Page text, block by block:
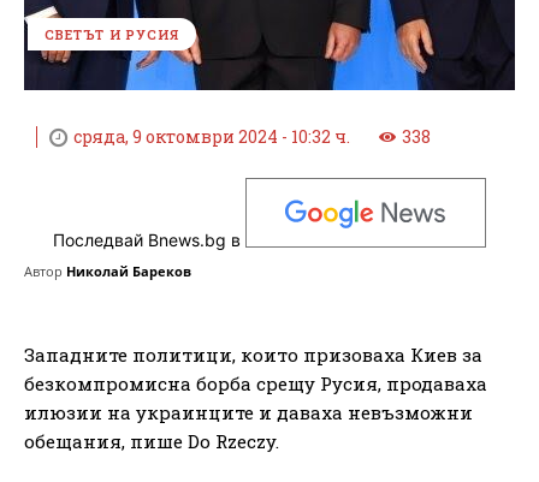
СВЕТЪТ И РУСИЯ
сряда, 9 октомври 2024 - 10:32 ч. 338
Последвай Bnews.bg в
Автор Николай Бареков
Западните политици, които призоваха Киев за
безкомпромисна борба срещу Русия, продаваха
илюзии на украинците и даваха невъзможни
обещания, пише Do Rzeczy.